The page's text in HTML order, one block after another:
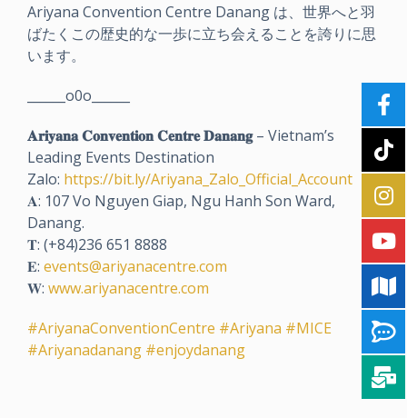
Ariyana Convention Centre Danang は、世界へと羽
ばたくこの歴史的な一歩に立ち会えることを誇りに思
います。
______o0o______
𝐀𝐫𝐢𝐲𝐚𝐧𝐚 𝐂𝐨𝐧𝐯𝐞𝐧𝐭𝐢𝐨𝐧 𝐂𝐞𝐧𝐭𝐫𝐞 𝐃𝐚𝐧𝐚𝐧𝐠– Vietnam’s
Leading Events Destination
Zalo: https://bit.ly/Ariyana_Zalo_Official_Account
𝐀: 107 Vo Nguyen Giap, Ngu Hanh Son Ward,
Danang.
𝐓: (+84)236 651 8888
𝐄: events@ariyanacentre.com
𝐖: www.ariyanacentre.com
#AriyanaConventionCentre #Ariyana #MICE
#Ariyanadanang #enjoydanang